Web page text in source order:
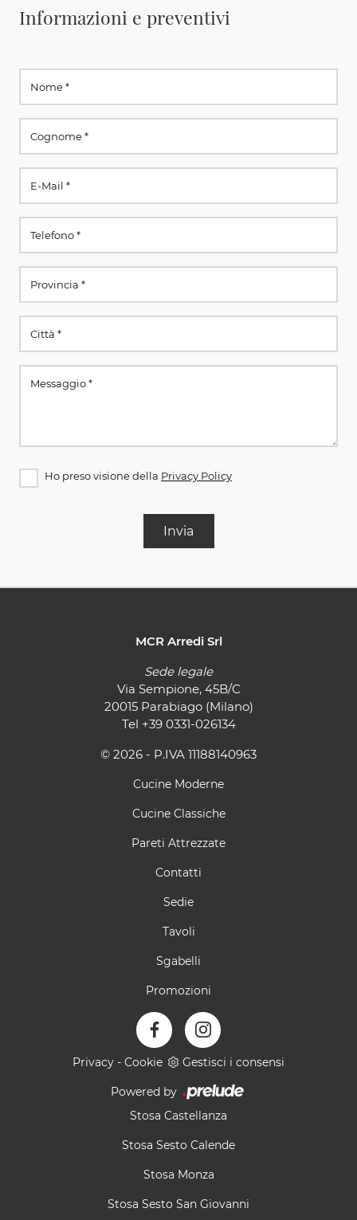
Informazioni e preventivi
Ho preso visione della Privacy Policy
Invia
MCR Arredi Srl
Sede legale
Via Sempione, 45B/C
20015 Parabiago (Milano)
Tel +39 0331-026134
© 2026 - P.IVA 11188140963
Cucine Moderne
Cucine Classiche
Pareti Attrezzate
Contatti
Sedie
Tavoli
Sgabelli
Promozioni
Privacy - Cookie Gestisci i consensi
Powered by
Stosa Castellanza
Stosa Sesto Calende
Stosa Monza
Stosa Sesto San Giovanni